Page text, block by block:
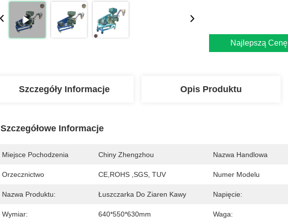
Najlepszą Cenę
Szczegóły Informacje Opis Produktu
Szczegółowe Informacje
Miejsce Pochodzenia Chiny Zhengzhou Nazwa Handlowa
Orzecznictwo CE,ROHS ,SGS, TUV Numer Modelu
Nazwa Produktu: Łuszczarka Do Ziaren Kawy Napięcie:
Wymiar: 640*550*630mm Waga: